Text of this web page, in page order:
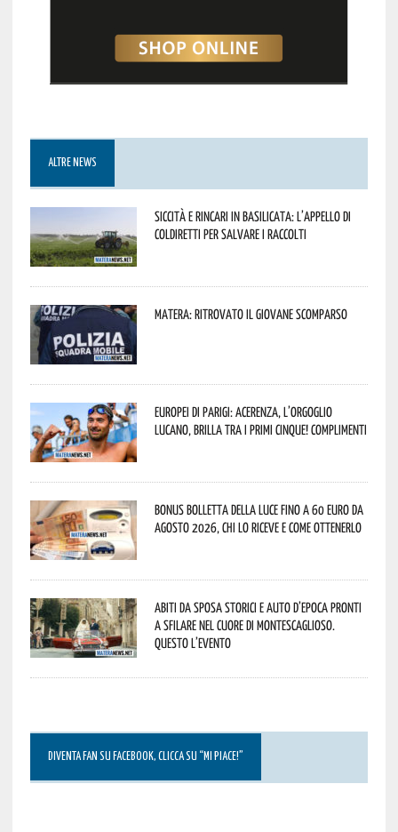
ALTRE NEWS
Siccità e rincari in Basilicata: l’appello di
Coldiretti per salvare i raccolti
Matera: ritrovato il giovane scomparso
Europei di Parigi: Acerenza, l’orgoglio
lucano, brilla tra i primi cinque! Complimenti
Bonus bolletta della luce fino a 60 euro da
agosto 2026, chi lo riceve e come ottenerlo
Abiti da sposa storici e auto d’epoca pronti
a sfilare nel cuore di Montescaglioso.
Questo l’evento
DIVENTA FAN SU FACEBOOK, CLICCA SU “MI PIACE!”